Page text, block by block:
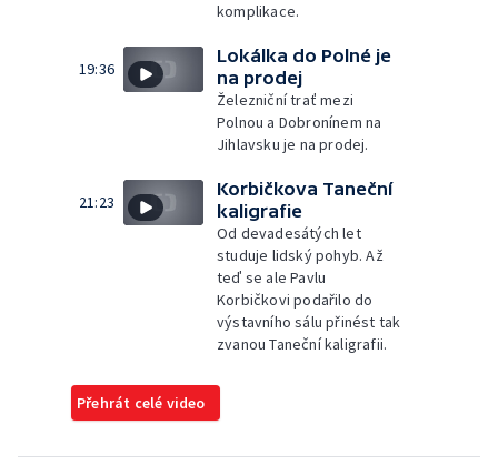
komplikace.
19:36
Lokálka do Polné je
na prodej
Železniční trať mezi
Polnou a Dobronínem na
Jihlavsku je na prodej.
21:23
Korbičkova Taneční
kaligrafie
Od devadesátých let
studuje lidský pohyb. Až
teď se ale Pavlu
Korbičkovi podařilo do
výstavního sálu přinést tak
zvanou Taneční kaligrafii.
Přehrát celé video